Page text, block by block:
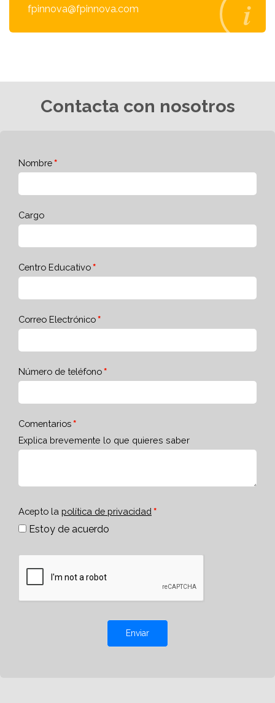
fpinnova@fpinnova.com
Contacta con nosotros
Nombre
Cargo
Centro Educativo
Correo Electrónico
Número de teléfono
Comentarios
Explica brevemente lo que quieres saber
Acepto la política de privacidad
Estoy de acuerdo
Enviar